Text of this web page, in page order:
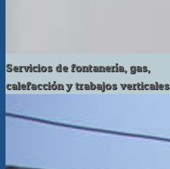
Servicios de fontanería, gas,
calefacción y trabajos verticales